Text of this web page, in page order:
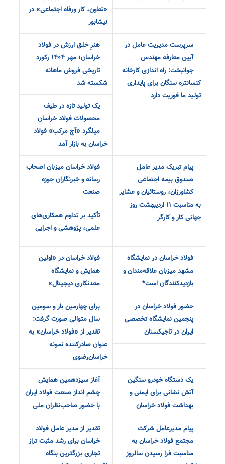
خراسان در جایزه ملی«تعالی
منابع انسانی»
ظرفیت ذخیره سازی
کنسانتره فولاد خراسان
افزایش یافت
«جشنواره ملی فولاد» تبلور
توانمندی فولادسازان در
آوردگاه «اقتصاد مقاومتی»
حضور فولاد خراسان در
اشتغال مددجویان بهزیستی
نیشابور
خانواده‌ بزرگ‌ فولادخراسان
آغاز عملیات اجرایی احداث
شهادت» با حضور وزیر
«تعاون، کار و‌رفاه اجتماعی» در
نیشابور
سرپرست مدیریت عامل در
تولید ما فوریت دارد
هنرِ خلق ارزش در فولاد
خراسان؛ مهر ۱۴۰۴ رکورد
یک تولید تازه در طیف
محصولات فولاد خراسان
خراسان به بازار آمد
پیام تبریک مدیر عامل
جهانی کار و کارگر
فولاد خراسان میزبان اصحاب
رسانه و خبرنگاران حوزه
صنعت
تأکید بر تداوم همکاری‌های
علمی، پژوهشی و اجرایی
فولاد خراسان در نمایشگاه
مشهد میزبان علاقه‌مندان و‌
بازدیدکنندگان است*
فولاد خراسان در «اولین
همایش و نمایشگاه
معدنکاری دیجیتال»